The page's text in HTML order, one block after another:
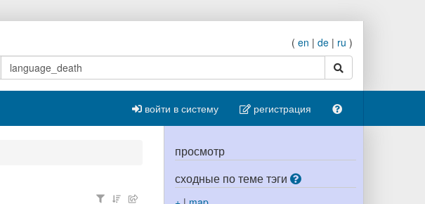
( en | de | ru )
поиск
войти в систему регистрация
просмотр
сходные по теме тэги